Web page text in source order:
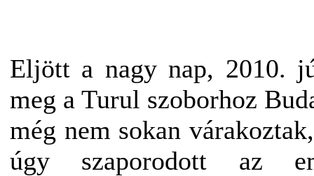
Eljött a nagy nap, 2010.
meg a Turul szoborhoz
még nem sokan
úgy szaporodott az